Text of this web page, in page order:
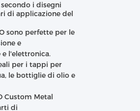
i disegni
di applicazione del
sono perfette per le
e
e l'elettronica.
per i tappi per
le bottiglie di olio e
Custom Metal
di